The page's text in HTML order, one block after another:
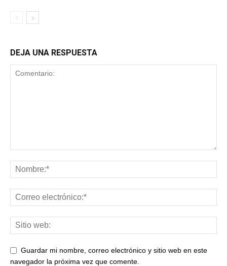
DEJA UNA RESPUESTA
Guardar mi nombre, correo electrónico y sitio web en este
navegador la próxima vez que comente.